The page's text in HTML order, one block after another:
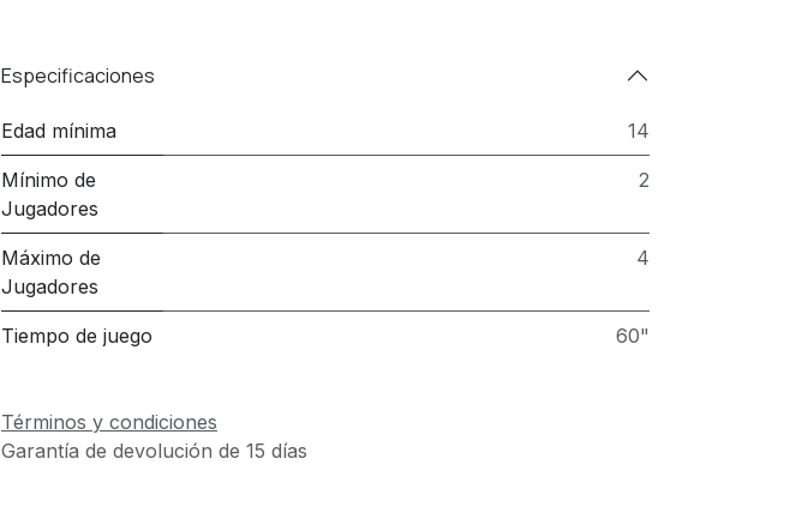
Especificaciones
Edad mínima 14
Mínimo de
Jugadores
2
Máximo de
Jugadores
4
Tiempo de juego 60"
Términos y condiciones
Garantía de devolución de 15 días